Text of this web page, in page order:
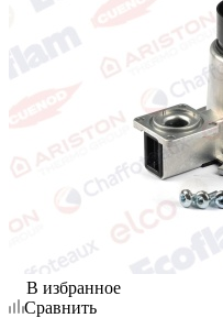
В избранное
Сравнить